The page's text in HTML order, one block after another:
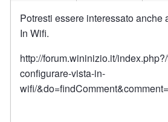
Potresti essere interessato anche
In Wifi.
http://forum.wininizio.it/
configurare-vista-in-
wifi/